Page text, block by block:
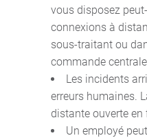
vous disposez
connexions à
sous-traitant ou
commande
Les incidents
erreurs humaines.
distante ouverte en
Un employé